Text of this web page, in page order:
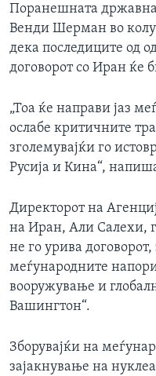
Поранешната
Венди Шерман во
дека последиците од
договорот со Иран ќе
„Тоа ќе направи јаз
ослабе критичните
зголемувајќи го
Русија и Кина“,
Директорот на
на Иран, Али Салехи,
не го урива
меѓународните
вооружување и
Вашингтон“.
Зборувајќи на
зајакнување на